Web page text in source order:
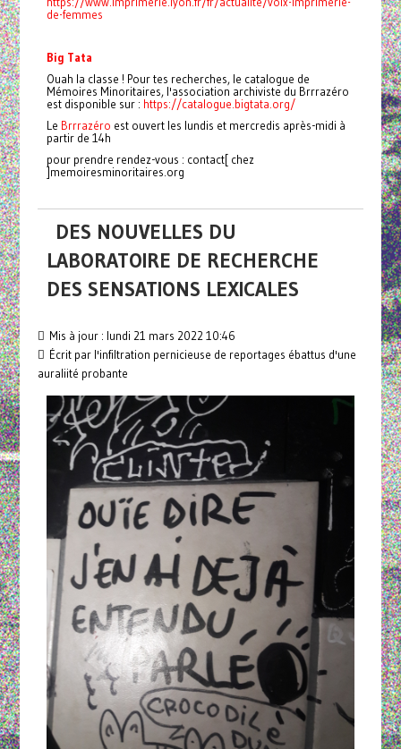
de-femmes
Big Tata
Ouah la classe ! Pour tes recherches, le catalogue de
Mémoires Minoritaires, l'association archiviste du Brrrazéro
est disponible sur : https://catalogue.bigtata.org/
Le Brrrazéro est ouvert les lundis et mercredis après-midi à
partir de 14h
pour prendre rendez-vous : contact[ chez
]memoiresminoritaires.org
DES NOUVELLES DU
LABORATOIRE DE RECHERCHE
DES SENSATIONS LEXICALES
Mis à jour : lundi 21 mars 2022 10:46
Écrit par l'infiltration pernicieuse de reportages ébattus d'une
auraliité probante